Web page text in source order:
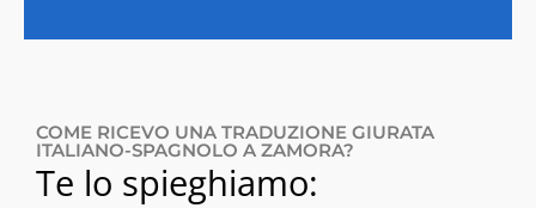
COME RICEVO UNA TRADUZIONE GIURATA
ITALIANO-SPAGNOLO A ZAMORA?
Te lo spieghiamo: